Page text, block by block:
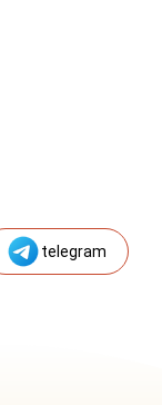
telegram